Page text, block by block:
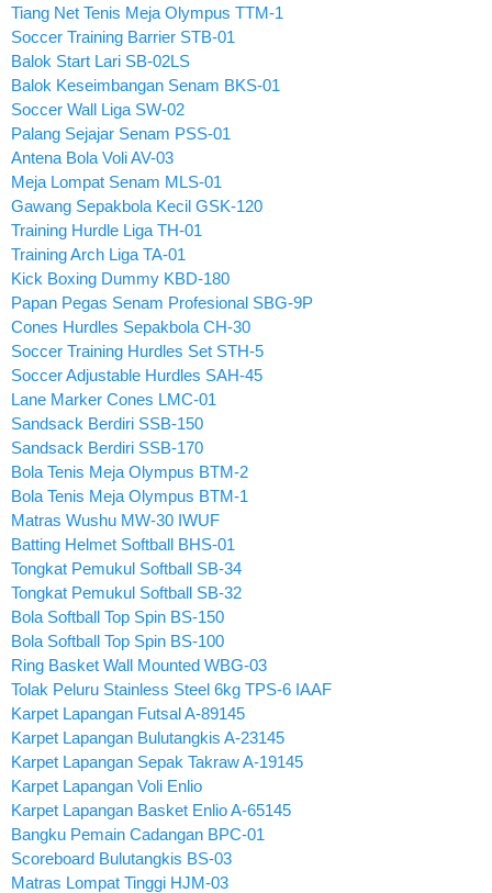
Tiang Net Tenis Meja Olympus TTM-1
Soccer Training Barrier STB-01
Balok Start Lari SB-02LS
Balok Keseimbangan Senam BKS-01
Soccer Wall Liga SW-02
Palang Sejajar Senam PSS-01
Antena Bola Voli AV-03
Meja Lompat Senam MLS-01
Gawang Sepakbola Kecil GSK-120
Training Hurdle Liga TH-01
Training Arch Liga TA-01
Kick Boxing Dummy KBD-180
Papan Pegas Senam Profesional SBG-9P
Cones Hurdles Sepakbola CH-30
Soccer Training Hurdles Set STH-5
Soccer Adjustable Hurdles SAH-45
Lane Marker Cones LMC-01
Sandsack Berdiri SSB-150
Sandsack Berdiri SSB-170
Bola Tenis Meja Olympus BTM-2
Bola Tenis Meja Olympus BTM-1
Matras Wushu MW-30 IWUF
Batting Helmet Softball BHS-01
Tongkat Pemukul Softball SB-34
Tongkat Pemukul Softball SB-32
Bola Softball Top Spin BS-150
Bola Softball Top Spin BS-100
Ring Basket Wall Mounted WBG-03
Tolak Peluru Stainless Steel 6kg TPS-6 IAAF
Karpet Lapangan Futsal A-89145
Karpet Lapangan Bulutangkis A-23145
Karpet Lapangan Sepak Takraw A-19145
Karpet Lapangan Voli Enlio
Karpet Lapangan Basket Enlio A-65145
Bangku Pemain Cadangan BPC-01
Scoreboard Bulutangkis BS-03
Matras Lompat Tinggi HJM-03